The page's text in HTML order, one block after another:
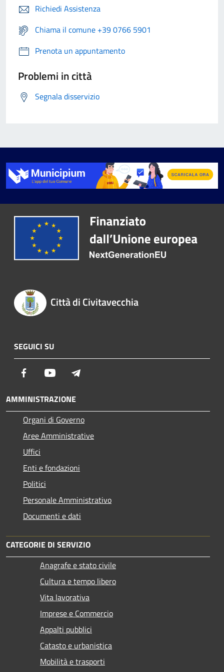
Richiedi Assistenza
Chiama il comune +39 0766 5901
Prenota un appuntamento
Problemi in città
Segnala disservizio
Città di Civitavecchia
SEGUICI SU
Facebook Youtube
AMMINISTRAZIONE
Organi di Governo
Aree Amministrative
Uffici
Enti e fondazioni
Politici
Personale Amministrativo
Documenti e dati
CATEGORIE DI SERVIZIO
Anagrafe e stato civile
Cultura e tempo libero
Vita lavorativa
Imprese e Commercio
Appalti pubblici
Catasto e urbanistica
Mobilità e trasporti